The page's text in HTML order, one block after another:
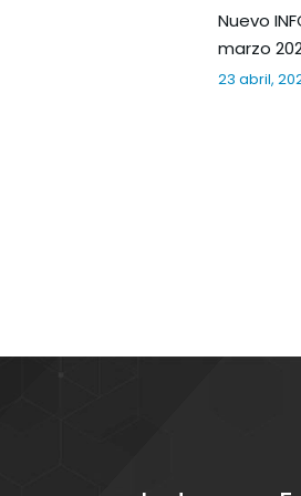
Nuevo
marzo
23 abril,